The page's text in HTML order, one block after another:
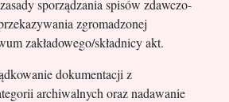
sporządzania spisów zdawczo-
zgromadzonej
zakładowego/składnicy akt.
dokumentacji z
archiwalnych oraz nadawanie